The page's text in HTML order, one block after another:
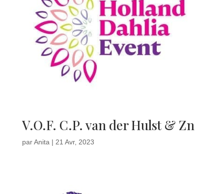
V.O.F. C.P. van der Hulst & Zn
parAnita| 21 Avr, 2023